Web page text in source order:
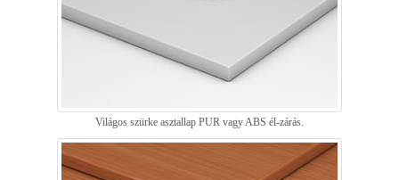
Világos szürke asztallap PUR vagy ABS él-zárás.